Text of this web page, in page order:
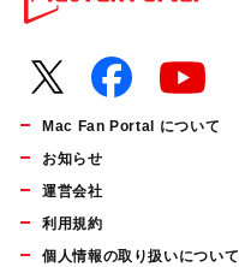
Mac Fan Portal について
お知らせ
運営会社
利用規約
個人情報の取り扱いについて